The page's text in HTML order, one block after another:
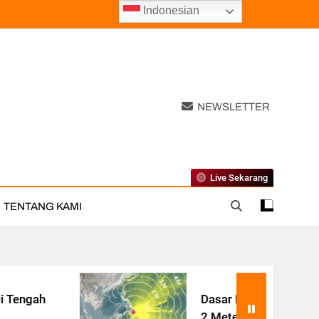
NEWSLETTER
TENTANG KAMI
Live Sekarang
Dasar Laut Filipina Terangkat
Indonesian